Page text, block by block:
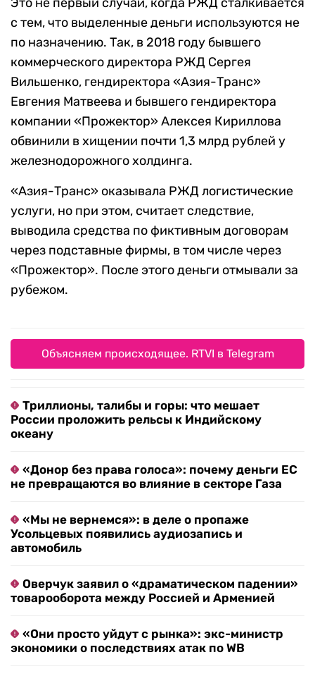
с тем, что выделенные деньги используются не
по назначению. Так, в 2018 году бывшего
коммерческого директора РЖД Сергея
Вильшенко, гендиректора «Азия-Транс»
Евгения Матвеева и бывшего гендиректора
компании «Прожектор» Алексея Кириллова
обвинили в хищении почти 1,3 млрд рублей у
железнодорожного холдинга.
«Азия-Транс» оказывала РЖД логистические
услуги, но при этом, считает следствие,
выводила средства по фиктивным договорам
через подставные фирмы, в том числе через
«Прожектор». После этого деньги отмывали за
рубежом.
Объясняем происходящее. RTVI в Telegram
Триллионы, талибы и горы: что мешает
России проложить рельсы к Индийскому
океану
«Донор без права голоса»: почему деньги ЕС
не превращаются во влияние в секторе Газа
«Мы не вернемся»: в деле о пропаже
Усольцевых появились аудиозапись и
автомобиль
Оверчук заявил о «драматическом падении»
товарооборота между Россией и Арменией
«Они просто уйдут с рынка»: экс-министр
экономики о последствиях атак по WB